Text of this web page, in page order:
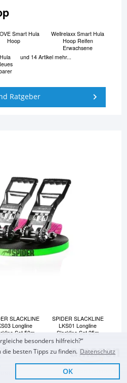
Sofort Lieferbar
Smart Hula
Hoop
Wellrelaxx Smart Hula
Hoop Reifen
Erwachsene
und 14 Artikel mehr...
Ratgeber
SLACKLINE
Longline
Set 50m
SPIDER SLACKLINE
LKS01 Longline
Slackline Set 25m
und 12 Slacklines mehr...
Ratgeber
besonders hilfreich?“
besten Tipps zu finden. Datenschutz
OK